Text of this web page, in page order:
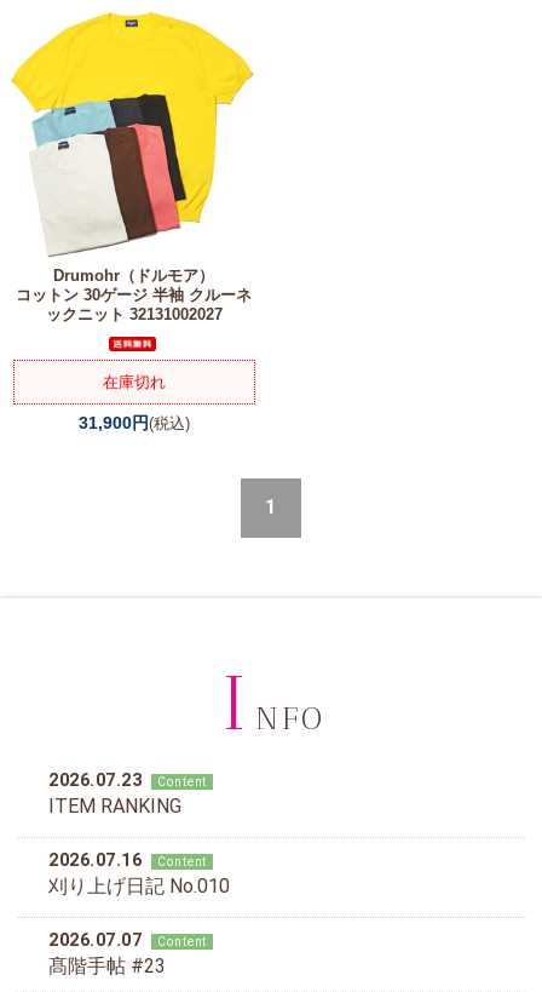
Drumohr（ドルモア）
コットン 30ゲージ 半袖 クルーネ
ックニット 32131002027
在庫切れ
31,900円(税込)
1
I NFO